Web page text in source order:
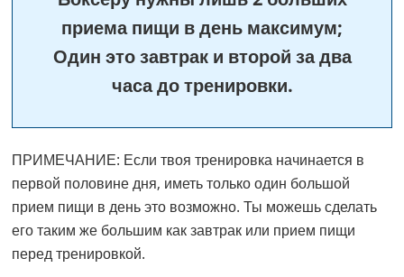
приема пищи в день максимум;
Один это завтрак и второй за два
часа до тренировки.
ПРИМЕЧАНИЕ: Если твоя тренировка начинается в
первой половине дня, иметь только один большой
прием пищи в день это возможно. Ты можешь сделать
его таким же большим как завтрак или прием пищи
перед тренировкой.